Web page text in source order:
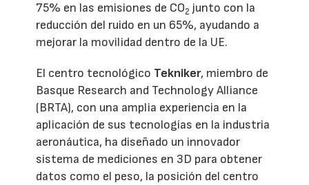
75% en las emisiones de CO2 junto con la
reducción del ruido en un 65%, ayudando a
mejorar la movilidad dentro de la UE.
El centro tecnológico Tekniker, miembro de
Basque Research and Technology Alliance
(BRTA), con una amplia experiencia en la
aplicación de sus tecnologías en la industria
aeronáutica, ha diseñado un innovador
sistema de mediciones en 3D para obtener
datos como el peso, la posición del centro